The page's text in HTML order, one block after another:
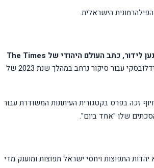
הפילהרמונית הישראלית.
The Times
לידור זכה בפרס בקטגוריה של העיתונות הכתובה ע"ש לואיס וטרודי שידלובסקי עבור סיקור נרחב במהלך שנת 2023 של
זכה בפרס בקטגורית העיתונות המשודרת עבור
התפוצות ויחסי ישראל תפוצות ומוענק מדי